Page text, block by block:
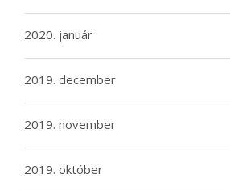
2020. január
2019. december
2019. november
2019. október